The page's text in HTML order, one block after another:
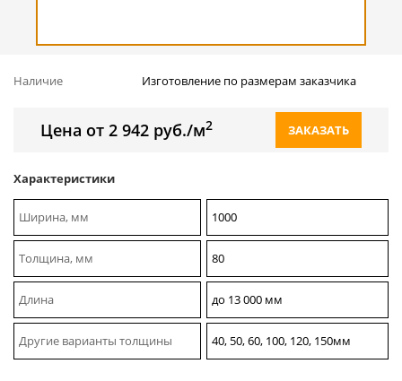
Наличие Изготовление по размерам заказчика
Цена от 2 942 руб./м2 ЗАКАЗАТЬ
Характеристики
Ширина, мм 1000
Толщина, мм 80
Длина до 13 000 мм
Другие варианты толщины 40, 50, 60, 100, 120, 150мм